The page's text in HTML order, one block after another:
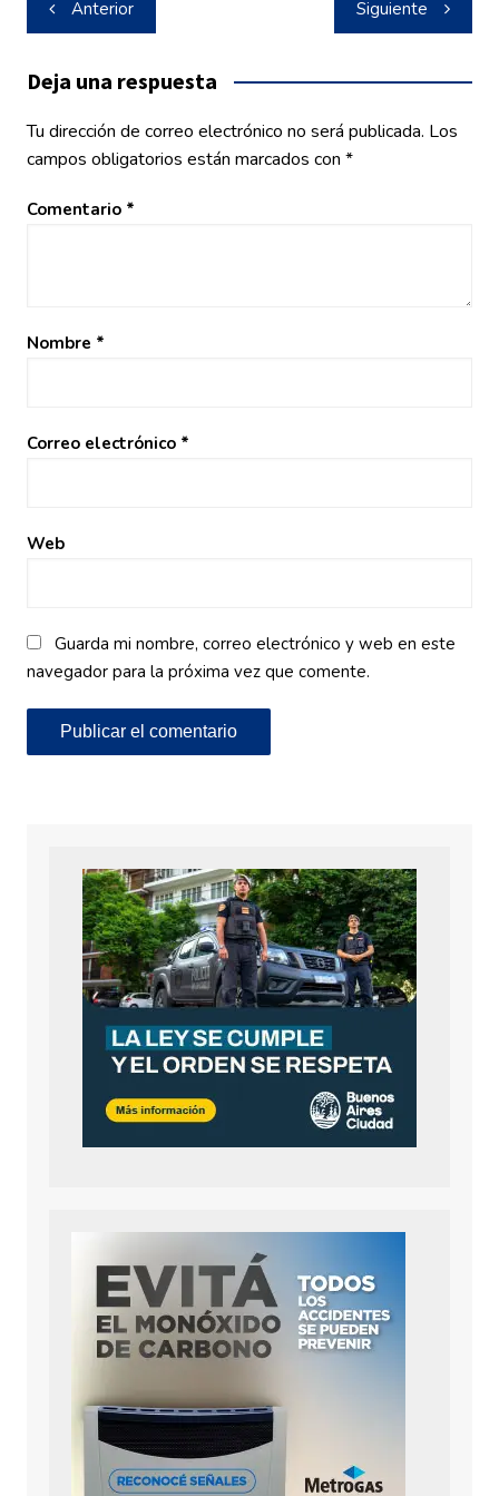
de
entradas
Anterior Siguiente
Deja una respuesta
Tu dirección de correo electrónico no será publicada. Los
campos obligatorios están marcados con *
Comentario *
Nombre *
Correo electrónico *
Web
Guarda mi nombre, correo electrónico y web en este
navegador para la próxima vez que comente.